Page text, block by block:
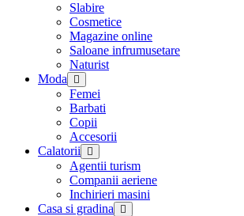
Slabire
Cosmetice
Magazine online
Saloane infrumusetare
Naturist
Moda
Femei
Barbati
Copii
Accesorii
Calatorii
Agentii turism
Companii aeriene
Inchirieri masini
Casa si gradina